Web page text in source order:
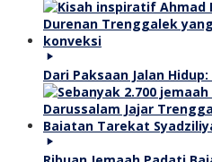
Dari Paksaan Jalan